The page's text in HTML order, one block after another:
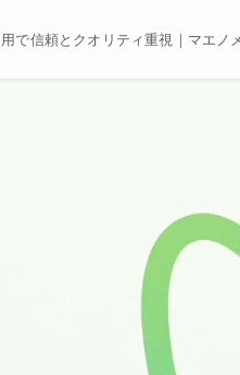
で信頼とクオリティ重視｜マエノ